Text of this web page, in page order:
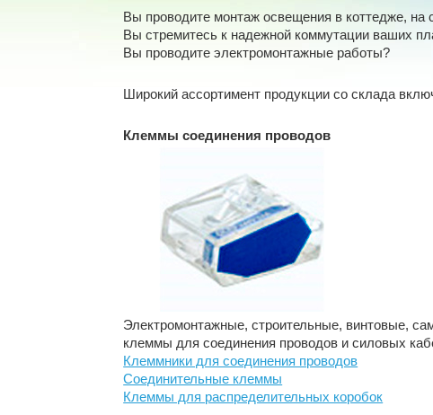
Вы проводите монтаж освещения в коттедже, на
Вы стремитесь к надежной коммутации ваших
Вы проводите электромонтажные работы?
Широкий ассортимент продукции со склада
Клеммы cоединения проводов
Электромонтажные, строительные, винтовые,
клеммы для соединения проводов и силовых
Клеммники для соединения проводов
Соединительные клеммы
Клеммы для распределительных коробок